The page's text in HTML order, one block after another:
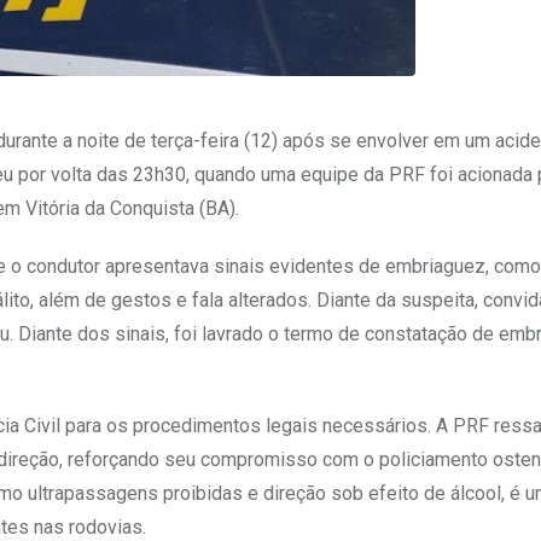
a noite de terça-feira (12) após se envolver em um
volta das 23h30, quando uma equipe da PRF foi acionada
Vitória da Conquista (BA).
condutor apresentava sinais evidentes de embriaguez, como
além de gestos e fala alterados. Diante da suspeita,
dos sinais, foi lavrado o termo de constatação de
Civil para os procedimentos legais necessários. A PRF
reforçando seu compromisso com o policiamento
ultrapassagens proibidas e direção sob efeito de álcool, é
nas rodovias.